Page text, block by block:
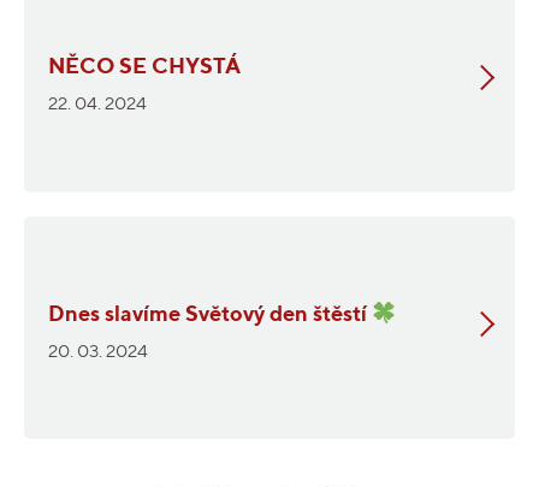
NĚCO SE CHYSTÁ
22. 04. 2024
Dnes slavíme Světový den štěstí
20. 03. 2024